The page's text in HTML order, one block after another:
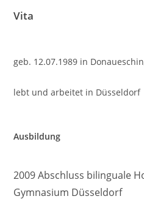
Vita
geb. 12.07.1989 in
lebt und arbeitet in Düsseldorf
Ausbildung
2009 Abschluss bilinguale
Gymnasium Düsseldorf